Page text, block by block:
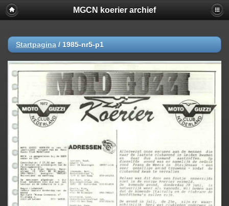
MGCN koerier archief
Startpagina / 1985-nr5-p1